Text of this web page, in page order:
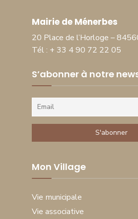
Mairie de Ménerbes
20 Place de l’Horloge –
Tél : + 33 4 90 72 22 05
S’abonner à notre
Mon Village
Vie municipale
Vie associative